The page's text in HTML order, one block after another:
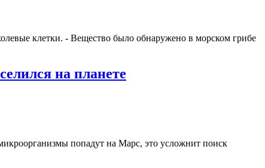
клетки. - Вещество было обнаружено в морском грибе
на планете
попадут на Марс, это усложнит поиск